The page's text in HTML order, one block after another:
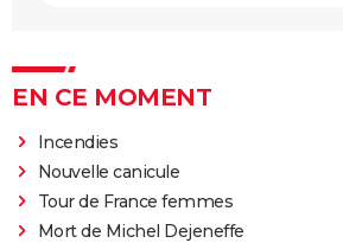
EN CE MOMENT
Incendies
Nouvelle canicule
Tour de France femmes
Mort de Michel Dejeneffe